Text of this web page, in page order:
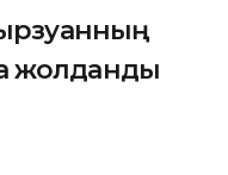
жолданды